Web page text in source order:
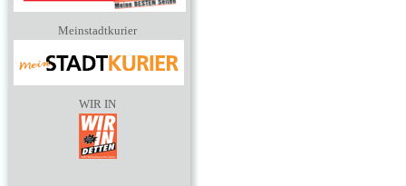
Meinstadtkurier
WIR IN